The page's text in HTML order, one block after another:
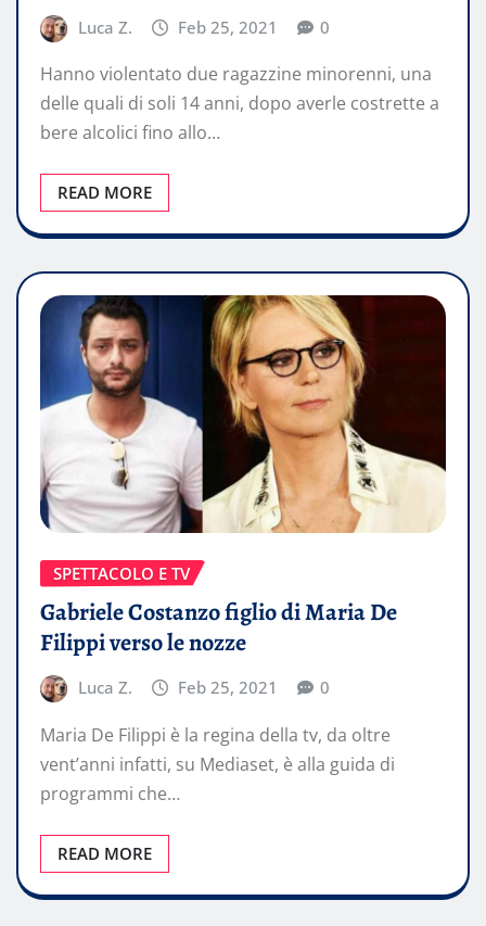
Luca Z. Feb 25, 2021 0
Hanno violentato due ragazzine minorenni, una
delle quali di soli 14 anni, dopo averle costrette a
bere alcolici fino allo…
READ MORE
SPETTACOLO E TV
Gabriele Costanzo figlio di Maria De
Filippi verso le nozze
Luca Z. Feb 25, 2021 0
Maria De Filippi è la regina della tv, da oltre
vent’anni infatti, su Mediaset, è alla guida di
programmi che…
READ MORE